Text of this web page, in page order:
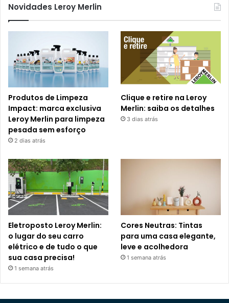
Novidades Leroy Merlin
Produtos de Limpeza
Impact: marca exclusiva
Leroy Merlin para limpeza
pesada sem esforço
2 dias atrás
Clique e retire na Leroy
Merlin: saiba os detalhes
3 dias atrás
Eletroposto Leroy Merlin:
o lugar do seu carro
elétrico e de tudo o que
sua casa precisa!
1 semana atrás
Cores Neutras: Tintas
para uma casa elegante,
leve e acolhedora
1 semana atrás